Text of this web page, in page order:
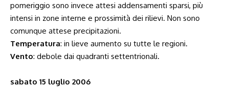
pomeriggio sono invece attesi addensamenti sparsi, più
intensi in zone interne e prossimità dei rilievi. Non sono
comunque attese precipitazioni.
Temperatura: in lieve aumento su tutte le regioni.
Vento: debole dai quadranti settentrionali.
sabato 15 luglio 2006